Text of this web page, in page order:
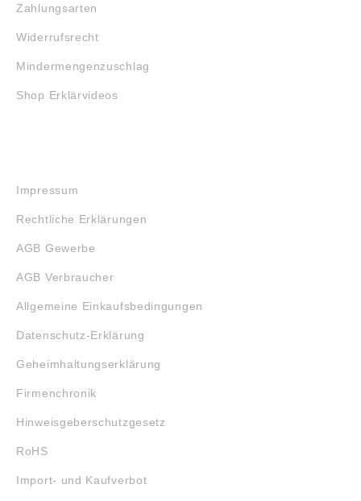
Zahlungsarten
Widerrufsrecht
Mindermengenzuschlag
Shop Erklärvideos
Impressum
Rechtliche Erklärungen
AGB Gewerbe
AGB Verbraucher
Allgemeine Einkaufsbedingungen
Datenschutz-Erklärung
Geheimhaltungserklärung
Firmenchronik
Hinweisgeberschutzgesetz
RoHS
Import- und Kaufverbot